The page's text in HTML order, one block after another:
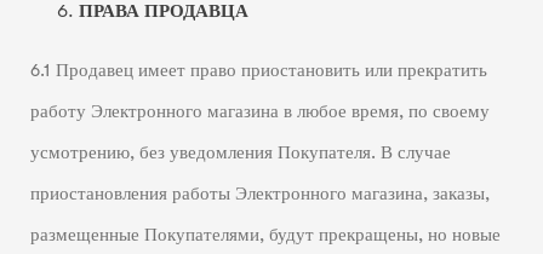
ПРАВА ПРОДАВЦА
6.1 Продавец имеет право приостановить или прекратить
работу Электронного магазина в любое время, по своему
усмотрению, без уведомления Покупателя. В случае
приостановления работы Электронного магазина, заказы,
размещенные Покупателями, будут прекращены, но новые